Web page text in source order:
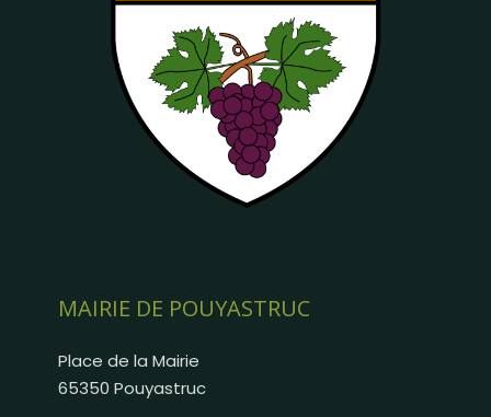
MAIRIE DE POUYASTRUC
Place de la Mairie
65350 Pouyastruc